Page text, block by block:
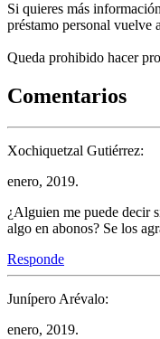
Si quieres más
préstamo personal vuelve
Queda prohibido hacer
Comentarios
Xochiquetzal Gutiérrez:
enero, 2019.
¿Alguien me puede decir
algo en abonos? Se los
Responde
Junípero Arévalo:
enero, 2019.